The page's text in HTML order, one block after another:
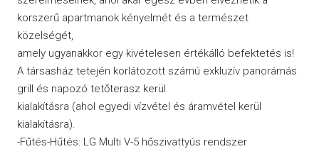
korszerű apartmanok kényelmét és a természet
közelségét,
amely ugyanakkor egy kivételesen értékálló befektetés is!
A társasház tetején korlátozott számú exkluzív panorámás
grill és napozó tetőterasz kerül
kialakításra (ahol egyedi vízvétel és áramvétel kerül
kialakításra).
-Fűtés-Hűtés: LG Multi V-5 hőszivattyús rendszer